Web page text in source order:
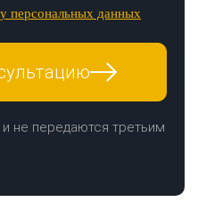
персональных данных
не передаются третьим